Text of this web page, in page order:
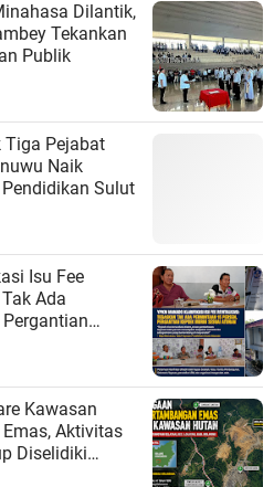
Dilantik,
Tekankan
Publik
Tiga Pejabat
Naik
Sulut
Isu Fee
Ada
Kawasan
Aktivitas
Diselidiki